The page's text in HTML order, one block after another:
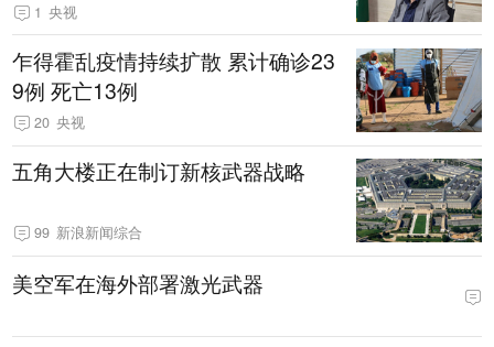
1 央视
乍得霍乱疫情持续扩散 累计确诊23
9例 死亡13例
20 央视
五角大楼正在制订新核武器战略
99 新浪新闻综合
美空军在海外部署激光武器